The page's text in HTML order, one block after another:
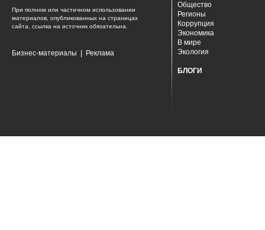
При полном или частичном использовании
материалов, опубликованных на страницах
сайта, ссылка на источник обязательна.
Бизнес-материалы Реклама
Общество
Регионы
Коррупция
Экономика
В мире
Экология
БЛОГИ